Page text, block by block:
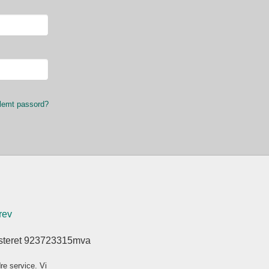
passord?
923723315mva
service. Vi